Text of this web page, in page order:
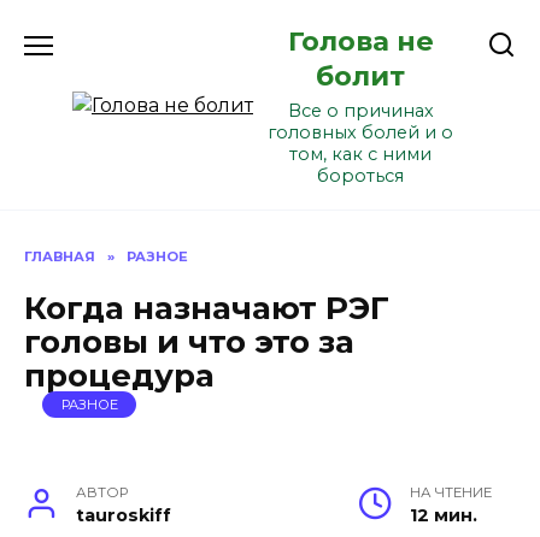
Голова не
болит
Все о причинах
головных болей и о
том, как с ними
бороться
ГЛАВНАЯ » РАЗНОЕ
Когда назначают РЭГ
головы и что это за
процедура
РАЗНОЕ
АВТОР
tauroskiff
НА ЧТЕНИЕ
12 мин.